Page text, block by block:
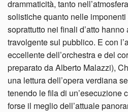
drammaticità, tanto
solistiche quanto nelle
soprattutto nei finali d’atto
travolgente sul pubblico. E con
eccellente dell’orchestra e del
preparato da Alberto Malazzi),
una lettura dell’opera verdiana
tenendo le fila di un’esecuzione
forse il meglio dell’attuale